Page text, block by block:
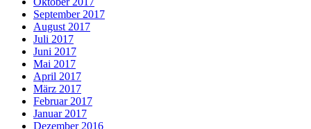
September 2017
August 2017
Juli 2017
Juni 2017
Mai 2017
April 2017
März 2017
Februar 2017
Januar 2017
Dezember 2016